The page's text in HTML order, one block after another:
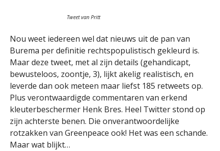
Tweet van Pritt
Nou weet iedereen wel dat nieuws uit de pan van
Burema per definitie rechtspopulistisch gekleurd is.
Maar deze tweet, met al zijn details (gehandicapt,
bewusteloos, zoontje, 3), lijkt akelig realistisch, en
leverde dan ook meteen maar liefst 185 retweets op.
Plus verontwaardigde commentaren van erkend
kleuterbeschermer Henk Bres. Heel Twitter stond op
zijn achterste benen. Die onverantwoordelijke
rotzakken van Greenpeace ook! Het was een schande.
Maar wat blijkt…